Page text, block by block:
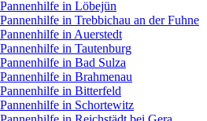
in Löbejün
in Trebbichau an der Fuhne
in Auerstedt
in Tautenburg
in Bad Sulza
in Brahmenau
in Bitterfeld
in Schortewitz